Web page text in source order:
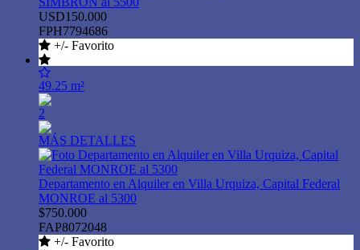
USD150.000
FPH7794686
+/- Favorito
49.25 m²
2
MÁS DETALLES
Departamento en Alquiler en Villa Urquiza, Capital Federal
MONROE al 5300
$750.000
FAP8072048
+/- Favorito